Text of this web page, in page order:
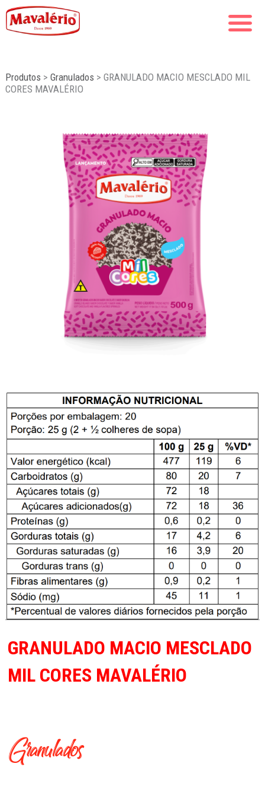
Produtos > Granulados > GRANULADO MACIO MESCLADO MIL
CORES MAVALÉRIO
GRANULADO MACIO MESCLADO
MIL CORES MAVALÉRIO
Granulados